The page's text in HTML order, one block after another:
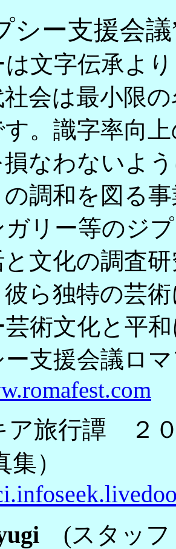
シー支援会
は文字伝承よ
会は最小限
。識字率向
なわないよ
調和を図る
ガリー等のジ
と文化の調査
ら独特の芸
術文化と平
ー支援会議ロ
ア旅行譚 ２
）
(スタッ